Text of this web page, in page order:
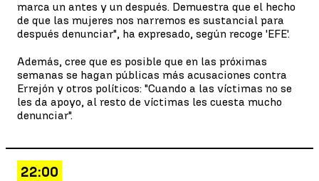
marca un antes y un después. Demuestra que el hecho
de que las mujeres nos narremos es sustancial para
después denunciar", ha expresado, según recoge 'EFE'.
Además, cree que es posible que en las próximas
semanas se hagan públicas más acusaciones contra
Errejón y otros políticos: "Cuando a las víctimas no se
les da apoyo, al resto de víctimas les cuesta mucho
denunciar".
22:00